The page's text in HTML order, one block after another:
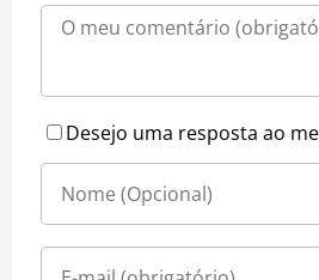
Desejo uma resposta ao